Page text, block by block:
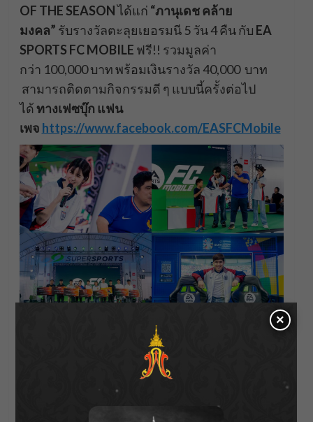
OF THE SEASONได้แก่ “ภานุเดช คล้าย
มงคล” รับรางวัลตะลุยเยอรมนี 5 วัน 4 คืน กับ EA
SPORTS FC MOBILE ฟรี!! รวมมูลค่า
กว่า 100,000 บาท พร้อมเงินรางวัล 40,000 บาท
สามารถติดตามกิจกรรมดี ๆ แบบนี้ครั้งต่อไป
ได้ทางเฟซบุ๊ก แฟน
เพจ https://www.facebook.com/EASFCMobile
×